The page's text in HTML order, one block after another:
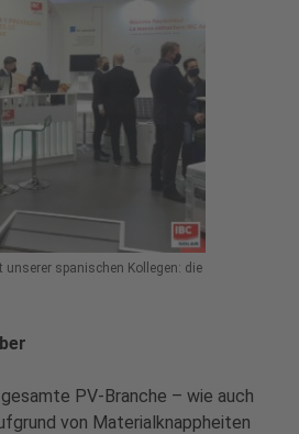
spanischen Kollegen: die
PV-Branche – wie auch
von Materialknappheiten